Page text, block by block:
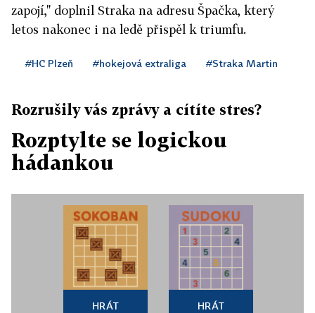
zapojí," doplnil Straka na adresu Špačka, který
letos nakonec i na ledě přispěl k triumfu.
#HC Plzeň #hokejová extraliga #Straka Martin
Rozrušily vás zprávy a cítíte stres?
Rozptylte se logickou
hádankou
HRÁT HRÁT